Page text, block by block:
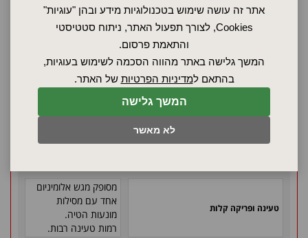
המשך גלישה
לא מאשר
אתר זה עושה שימוש בטכנולוגיות מידע ובהן "עוגיות"
Cookies, לצורך תפעול האתר, ניתוח סטטיסטי
והתאמת פרסום.
המשך גלישה באתר מהווה הסכמה לשימוש בעוגיות,
בהתאם למדיניות הפרטיות של האתר.
הבקר מכוון אוטומטית
את טמפרטורת הדפנות
בטיחות
תרמוסטט בטיחות
מתכוונן. דרגת הגנה
טעינה ופריקה קלות
מסופק מגש אלומיניום
אחד עם מסילות
מונעות הטיה.
רמות טעינה רבות.